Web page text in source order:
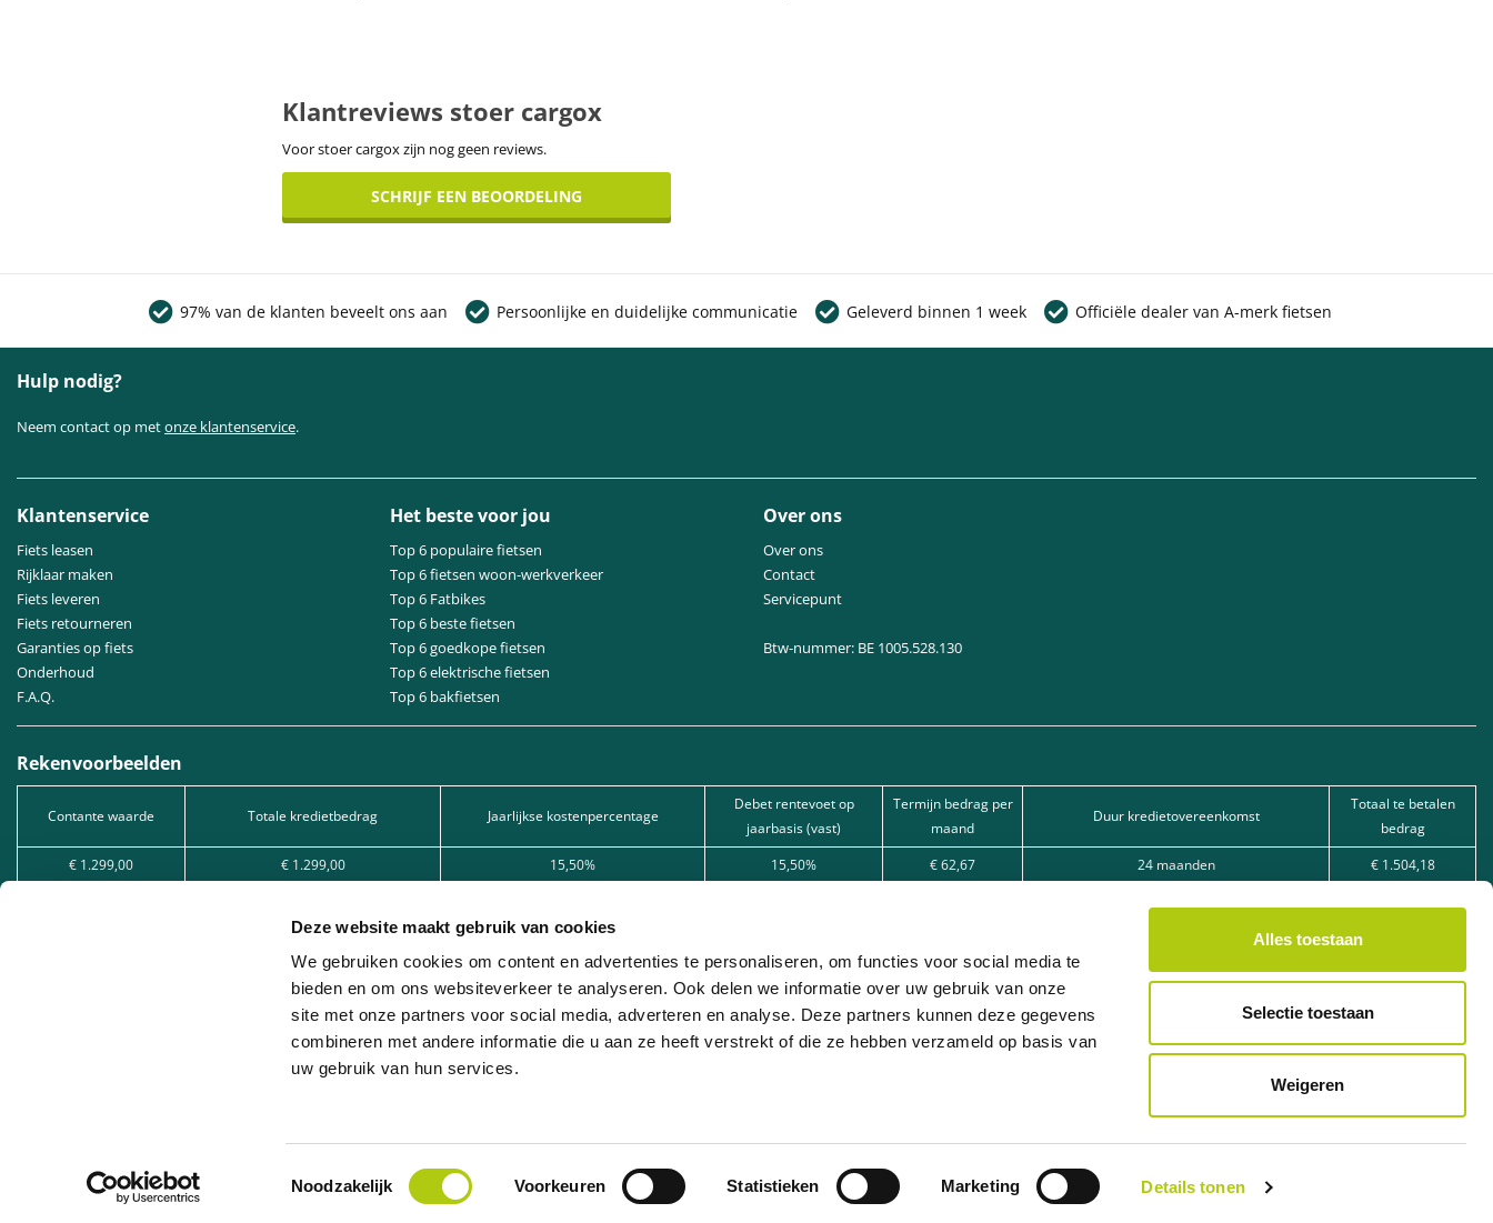
Deze website maakt gebruik van cookies
We gebruiken cookies om content en advertenties te personaliseren, om functies voor social media te
bieden en om ons websiteverkeer te analyseren. Ook delen we informatie over uw gebruik van onze
site met onze partners voor social media, adverteren en analyse. Deze partners kunnen deze gegevens
combineren met andere informatie die u aan ze heeft verstrekt of die ze hebben verzameld op basis van
uw gebruik van hun services.
Toestemmingsselectie
Noodzakelijk Voorkeuren Statistieken Marketing Details tonen
Alles toestaan
Selectie toestaan
Weigeren
Klantreviews stoer cargox
Voor stoer cargox zijn nog geen reviews.
SCHRIJF EEN BEOORDELING
97% van de klanten beveelt ons aan Persoonlijke en duidelijke communicatie Geleverd binnen 1 week Officiële dealer van A-merk fietsen
Hulp nodig?
Neem contact op metonze klantenservice.
Klantenservice
Fiets leasen
Rijklaar maken
Fiets leveren
Fiets retourneren
Garanties op fiets
Onderhoud
F.A.Q.
Het beste voor jou
Top 6 populaire fietsen
Top 6 fietsen woon-werkverkeer
Top 6 Fatbikes
Top 6 beste fietsen
Top 6 goedkope fietsen
Top 6 elektrische fietsen
Top 6 bakfietsen
Over ons
Over ons
Contact
Servicepunt
Btw-nummer: BE 1005.528.130
Rekenvoorbeelden
Contante waarde Totale kredietbedrag Jaarlijkse kostenpercentage
Debet rentevoet op
jaarbasis (vast)
Termijn bedrag per
maand
Duur kredietovereenkomst
Totaal te betalen
bedrag
€ 1.299,00
€ 1.299,00 15,50% 15,50% € 62,67 24 maanden
€ 1.504,18
€ 5.049,00 12%
Kredietvorm: Lening op afbetaling, onder voorbehoud van aanvaarding van uw kredietaanvraag door één van onze partnerbanken. Kredietbemiddelaar (agent in nevenfunctie): Lease je scooter BV, Veilingstraat 49, 2320 Hoogstraten,
Zakelijke leasing: Wij bieden zakelijke leasing aan in samenwerking met verschillende partner-leasemaatschappijen. Deze formule is uitsluitend bestemd voor ondernemingen en zelfstandigen, en steeds onder voorbehoud van
goedkeuring door de betrokken leasemaatschappij.
Algemene voorwaarden Disclaimer Privacy
© 2026 - Lease-mijn-fiets.be